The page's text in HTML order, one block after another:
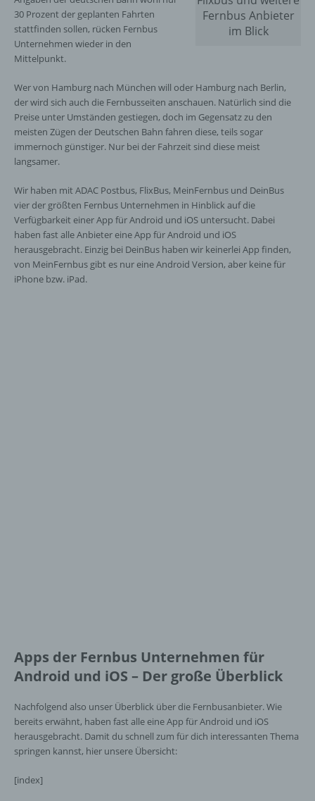
Fernbus Anbieter
im Blick
30 Prozent der geplanten Fahrten
stattfinden sollen, rücken Fernbus
Unternehmen wieder in den
Mittelpunkt.
Wer von Hamburg nach München will oder Hamburg nach Berlin,
der wird sich auch die Fernbusseiten anschauen. Natürlich sind die
Preise unter Umständen gestiegen, doch im Gegensatz zu den
meisten Zügen der Deutschen Bahn fahren diese, teils sogar
immernoch günstiger. Nur bei der Fahrzeit sind diese meist
langsamer.
Wir haben mit ADAC Postbus, FlixBus, MeinFernbus und DeinBus
vier der größten Fernbus Unternehmen in Hinblick auf die
Verfügbarkeit einer App für Android und iOS untersucht. Dabei
haben fast alle Anbieter eine App für Android und iOS
herausgebracht. Einzig bei DeinBus haben wir keinerlei App finden,
von MeinFernbus gibt es nur eine Android Version, aber keine für
iPhone bzw. iPad.
Apps der Fernbus Unternehmen für
Android und iOS – Der große Überblick
Nachfolgend also unser Überblick über die Fernbusanbieter. Wie
bereits erwähnt, haben fast alle eine App für Android und iOS
herausgebracht. Damit du schnell zum für dich interessanten Thema
springen kannst, hier unsere Übersicht:
[index]